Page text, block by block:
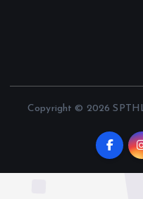
Copyright © 2026